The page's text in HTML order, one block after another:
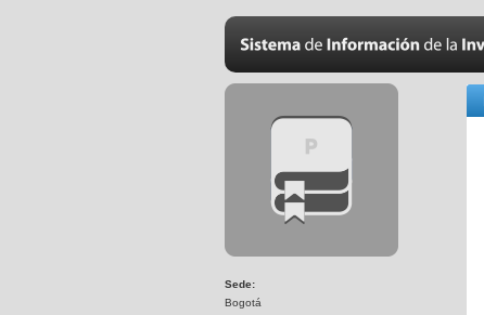
Sede:
Bogotá